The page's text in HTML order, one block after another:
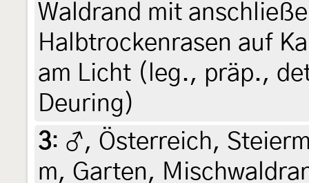
Waldrand mit
Halbtrockenrasen auf
am Licht (leg., präp.,
Deuring)
3: ♂, Österreich,
m, Garten,